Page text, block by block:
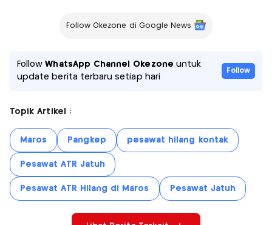
Follow Okezone di Google News
FollowWhatsApp Channel Okezone untuk
update berita terbaru setiap hari
Follow
Topik Artikel :
Maros Pangkep pesawat hilang kontak
Pesawat ATR Jatuh
Pesawat ATR Hilang di Maros Pesawat Jatuh